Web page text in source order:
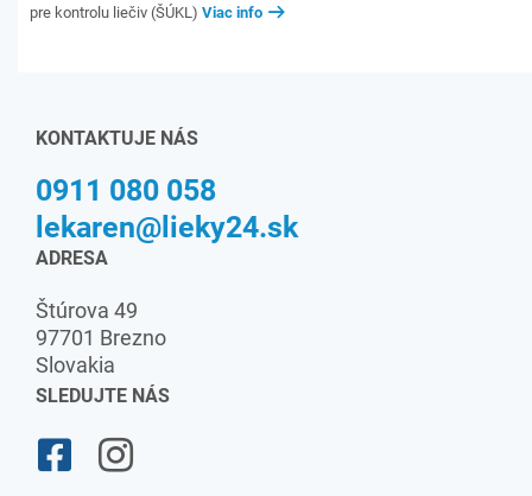
pre kontrolu liečiv (ŠÚKL) Viac info
KONTAKTUJE NÁS
0911 080 058
lekaren@lieky24.sk
ADRESA
Štúrova 49
97701 Brezno
Slovakia
SLEDUJTE NÁS